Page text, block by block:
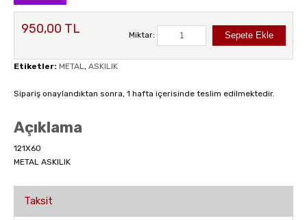
950,00 TL Miktar:
Etiketler: METAL, ASKILIK
Sipariş onaylandıktan sonra, 1 hafta içerisinde teslim edilmektedir.
Açıklama
121X60
METAL ASKILIK
Taksit